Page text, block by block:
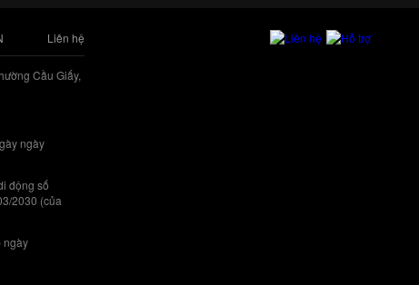
Liên hệ
Cầu Giấy,
ngày
động số
2030 (của
ngày